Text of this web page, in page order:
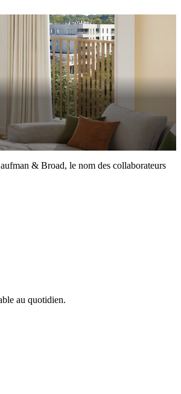
& Broad, le nom des collaborateurs
au quotidien.